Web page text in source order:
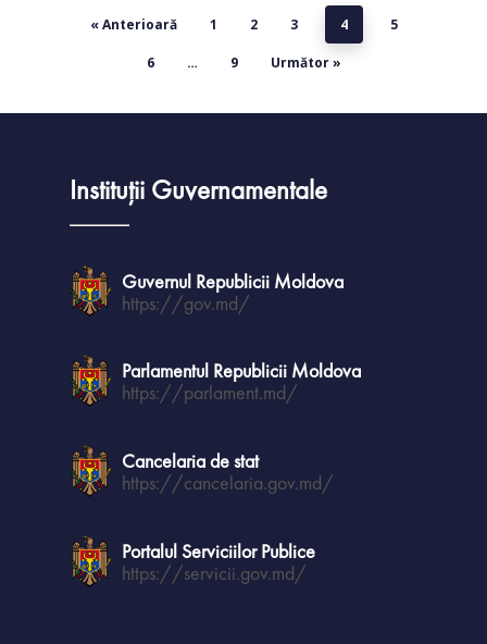
« Anterioară 1 2 3 4 5
6 … 9 Următor »
Instituții Guvernamentale
Guvernul Republicii Moldova
https://gov.md/
Parlamentul Republicii Moldova
https://parlament.md/
Cancelaria de stat
https://cancelaria.gov.md/
Portalul Serviciilor Publice
https://servicii.gov.md/